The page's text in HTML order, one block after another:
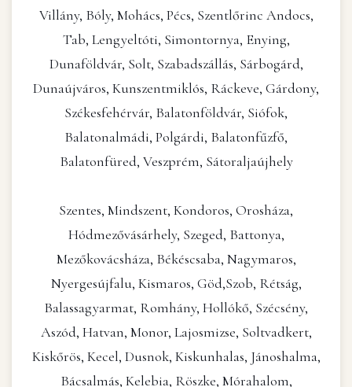
Villány, Bóly, Mohács, Pécs, Szentlőrinc Andocs,
Tab, Lengyeltóti, Simontornya, Enying,
Dunaföldvár, Solt, Szabadszállás, Sárbogárd,
Dunaújváros, Kunszentmiklós, Ráckeve, Gárdony,
Székesfehérvár, Balatonföldvár, Siófok,
Balatonalmádi, Polgárdi, Balatonfűzfő,
Balatonfüred, Veszprém, Sátoraljaújhely
Szentes, Mindszent, Kondoros, Orosháza,
Hódmezővásárhely, Szeged, Battonya,
Mezőkovácsháza, Békéscsaba, Nagymaros,
Nyergesújfalu, Kismaros, Göd,Szob, Rétság,
Balassagyarmat, Romhány, Hollókő, Szécsény,
Aszód, Hatvan, Monor, Lajosmizse, Soltvadkert,
Kiskőrös, Kecel, Dusnok, Kiskunhalas, Jánoshalma,
Bácsalmás, Kelebia, Röszke, Mórahalom,